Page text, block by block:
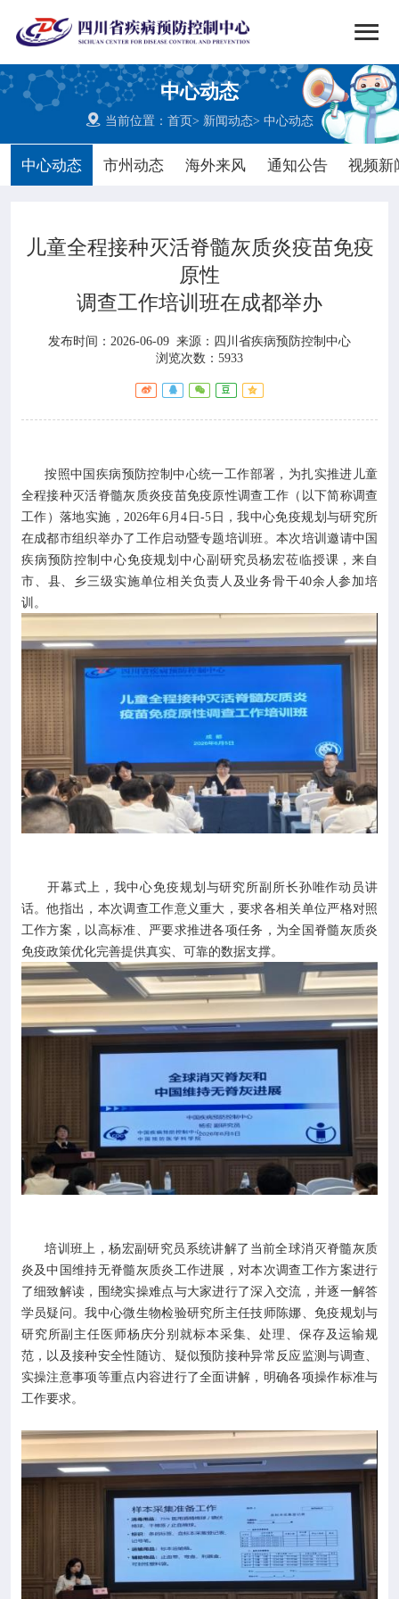

中心动态
 当前位置：首页> 新闻动态>中心动态
中心动态 市州动态 海外来风 通知公告 视频新

网站首页
中心概况 
新闻动态 
工作重点 

科普园地 
学术期刊
在线互动
政务公开
儿童全程接种灭活脊髓灰质炎疫苗免疫
原性
调查工作培训班在成都举办
发布时间：2026-06-09 来源： 四川省疾病预防控制中心
浏览次数：5933
按照中国疾病预防控制中心统一工作部署，为扎实推进儿童
全程接种灭活脊髓灰质炎疫苗免疫原性调查工作（以下简称调查
工作）落地实施，2026年6月4日-5日，我中心免疫规划与研究所
在成都市组织举办了工作启动暨专题培训班。本次培训邀请中国
疾病预防控制中心免疫规划中心副研究员杨宏莅临授课，来自
市、县、乡三级实施单位相关负责人及业务骨干40余人参加培
训。
开幕式上，我中心免疫规划与研究所副所长孙唯作动员讲
话。他指出，本次调查工作意义重大，要求各相关单位严格对照
工作方案，以高标准、严要求推进各项任务，为全国脊髓灰质炎
免疫政策优化完善提供真实、可靠的数据支撑。
培训班上，杨宏副研究员系统讲解了当前全球消灭脊髓灰质
炎及中国维持无脊髓灰质炎工作进展，对本次调查工作方案进行
了细致解读，围绕实操难点与大家进行了深入交流，并逐一解答
学员疑问。我中心微生物检验研究所主任技师陈娜、免疫规划与
研究所副主任医师杨庆分别就标本采集、处理、保存及运输规
范，以及接种安全性随访、疑似预防接种异常反应监测与调查、
实操注意事项等重点内容进行了全面讲解，明确各项操作标准与
工作要求。